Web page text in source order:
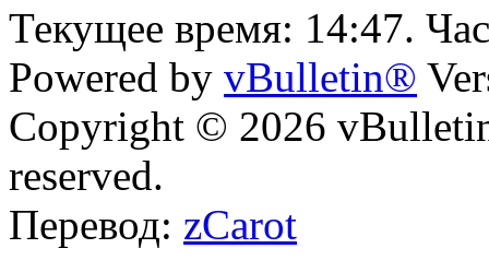
Текущее время: 14:47.
Powered by vBulletin®
Copyright © 2026
reserved.
Перевод: zCarot